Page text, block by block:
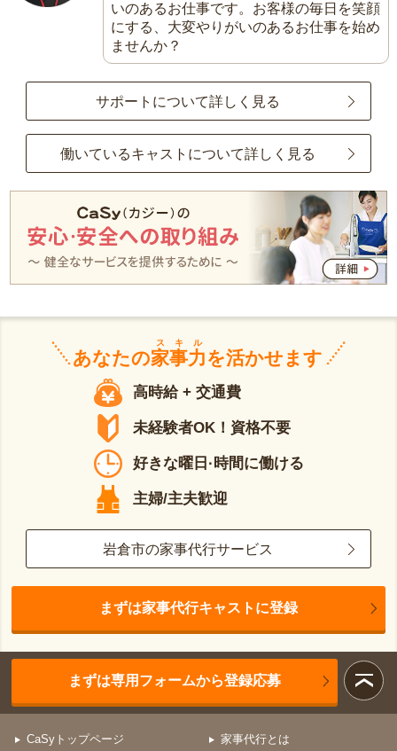
いのあるお仕事です。お客様の毎日を笑顔
にする、大変やりがいのあるお仕事を始め
ませんか？
サポートについて詳しく見る
働いているキャストについて詳しく見る
あなたの家事力
スキル
を活かせます
高時給 + 交通費
未経験者OK！資格不要
好きな曜日·時間に働ける
主婦/主夫歓迎
岩倉市の家事代行サービス
まずは家事代行キャストに登録
まずは専用フォームから登録応募
CaSyトップページ 家事代行とは